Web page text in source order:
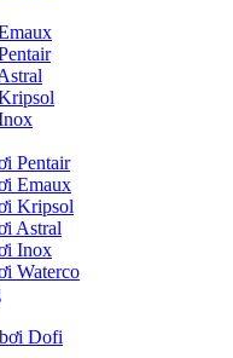
Pentair
Emaux
Kripsol
Astral
Inox
Waterco
Dofi